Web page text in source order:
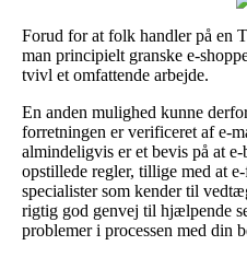
Forud for at folk handler på en
man principielt granske e-
tvivl et omfattende arbejde.
En anden mulighed kunne
forretningen er verificeret af e-
almindeligvis er et bevis på at
opstillede regler, tillige med at
specialister som kender til
rigtig god genvej til hjælpende
problemer i processen med din